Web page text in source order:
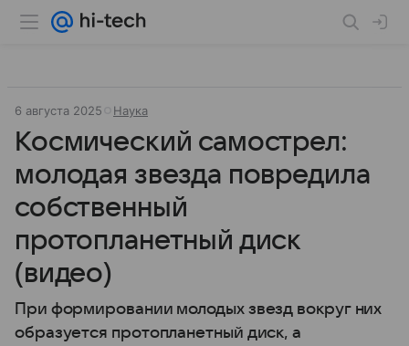
6 августа 2025 Наука
Космический самострел:
молодая звезда повредила
собственный
протопланетный диск
(видео)
При формировании молодых звезд вокруг них
образуется протопланетный диск, а